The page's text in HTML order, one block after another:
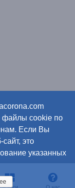
файлы cookie по
Если Вы
это
указанных